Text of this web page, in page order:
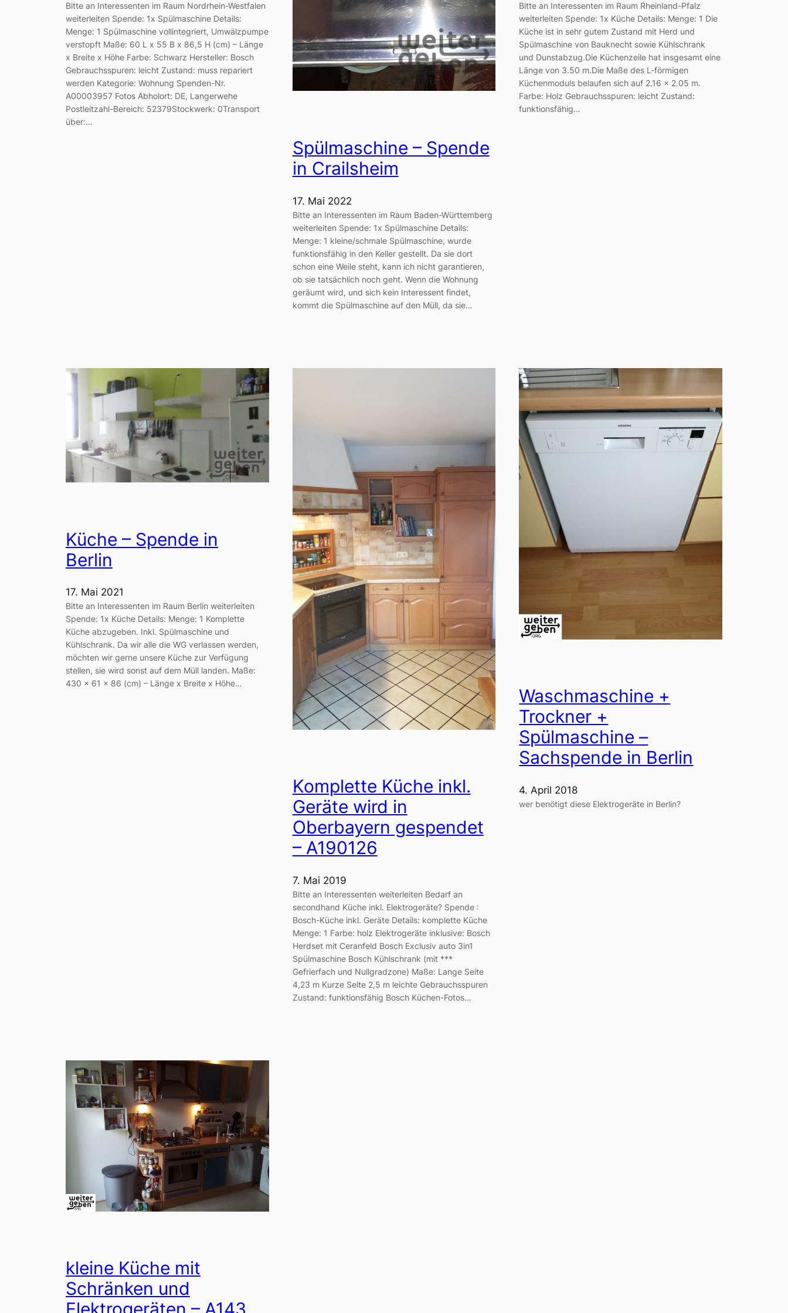
Bitte an Interessenten im Raum Nordrhein-Westfalen
weiterleiten Spende: 1x Spülmaschine Details:
Menge: 1 Spülmaschine vollintegriert, Umwälzpumpe
verstopft Maße: 60 L x 55 B x 86,5 H (cm) – Länge
x Breite x Höhe Farbe: Schwarz Hersteller: Bosch
Gebrauchsspuren: leicht Zustand: muss repariert
werden Kategorie: Wohnung Spenden-Nr.
A00003957 Fotos Abholort: DE, Langerwehe
Postleitzahl-Bereich: 52379Stockwerk: 0Transport
über:…
Spülmaschine – Spende
in Crailsheim
17. Mai 2022
Bitte an Interessenten im Raum Baden-Württemberg
weiterleiten Spende: 1x Spülmaschine Details:
Menge: 1 kleine/schmale Spülmaschine, wurde
funktionsfähig in den Keller gestellt. Da sie dort
schon eine Weile steht, kann ich nicht garantieren,
ob sie tatsächlich noch geht. Wenn die Wohnung
geräumt wird, und sich kein Interessent findet,
kommt die Spülmaschine auf den Müll, da sie…
Bitte an Interessenten im Raum Rheinland-Pfalz
weiterleiten Spende: 1x Küche Details: Menge: 1 Die
Küche ist in sehr gutem Zustand mit Herd und
Spülmaschine von Bauknecht sowie Kühlschrank
und Dunstabzug.Die Küchenzeile hat insgesamt eine
Länge von 3.50 m.Die Maße des L-förmigen
Küchenmoduls belaufen sich auf 2.16 x 2.05 m.
Farbe: Holz Gebrauchsspuren: leicht Zustand:
funktionsfähig…
Küche – Spende in
Berlin
17. Mai 2021
Bitte an Interessenten im Raum Berlin weiterleiten
Spende: 1x Küche Details: Menge: 1 Komplette
Küche abzugeben. Inkl. Spülmaschine und
Kühlschrank. Da wir alle die WG verlassen werden,
möchten wir gerne unsere Küche zur Verfügung
stellen, sie wird sonst auf dem Müll landen. Maße:
430 x 61 x 86 (cm) – Länge x Breite x Höhe…
Komplette Küche inkl.
Geräte wird in
Oberbayern gespendet
– A190126
7. Mai 2019
Bitte an Interessenten weiterleiten Bedarf an
secondhand Küche inkl. Elektrogeräte? Spende :
Bosch-Küche inkl. Geräte Details: komplette Küche
Menge: 1 Farbe: holz Elektrogeräte inklusive: Bosch
Herdset mit Ceranfeld Bosch Exclusiv auto 3in1
Spülmaschine Bosch Kühlschrank (mit ***
Gefrierfach und Nullgradzone) Maße: Lange Seite
4,23 m Kurze Seite 2,5 m leichte Gebrauchsspuren
Zustand: funktionsfähig Bosch Küchen-Fotos…
Waschmaschine +
Trockner +
Spülmaschine –
Sachspende in Berlin
4. April 2018
wer benötigt diese Elektrogeräte in Berlin?
kleine Küche mit
Schränken und